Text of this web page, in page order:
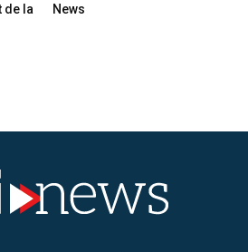
de la
News